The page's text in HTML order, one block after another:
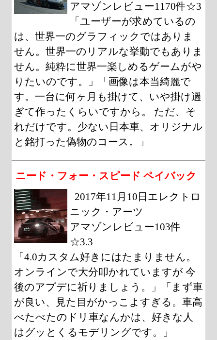
アマゾンレビュー1170件☆3
「ユーザーが求めているの
は、世界一のグラフィックではありま
せん。世界一のリアルな挙動でもありま
せん。純粋に世界一楽しめるゲームがや
りたいのです。」「画像は本当綺麗で
す。一台に何ヶ月も掛けて、いや掛け過
ぎて作ったくらいですから。 ただ、そ
れだけです。少ない日本車、オリジナル
と銘打った偽物のコース。」
ニード・フォー・スピード ペイバック
2017年11月10日エレクトロ
ニック・アーツ
アマゾンレビュー103件
☆3.3
「4.0カスタム好きにはたまりません。
オンラインで大分叩かれていますが 今
後のアプデに祈りましょう。」「まず車
が良い、見た目がかっこよすぎる。車高
べたべたのドリ車なんかは、好きな人
はグッとくるモデリングです。」